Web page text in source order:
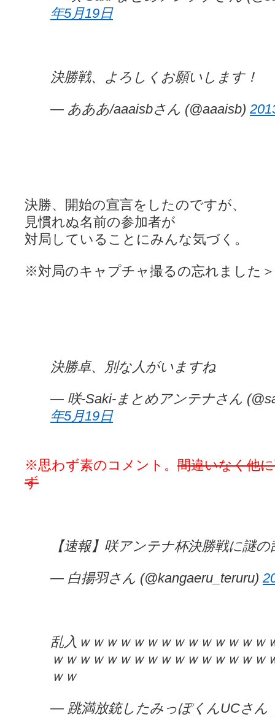
年5月19日
決勝戦、よろしくお願いします！
— あああ/aaaisbさん (@aaaisb)
決勝、開始の宣言をしたのですが、
見慣れぬ名前の参加者が
対局していることにみんな気づく。
※対局のキャプチャ撮るの忘れました
決勝卓、別な人がいますね
— 咲-Saki-まとめアンテナさん
年5月19日
※思わず素のコメント。 間違いなく他
ず
【速報】咲アンテナ杯決勝戦に謎の
— 白揚羽さん (@kangaeru_teruru)
乱入ｗｗｗｗｗｗｗｗｗｗｗｗｗｗ
ｗｗｗｗｗｗｗｗｗｗｗｗｗｗｗｗ
ｗｗ
— 跳満放銃したみっぽくんUCさん